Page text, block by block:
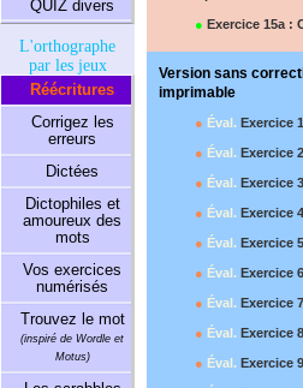
QUIZ divers
L'orthographe
par les jeux
Réécritures
Corrigez les
erreurs
Dictées
Dictophiles et
amoureux des
mots
Vos exercices
numérisés
Trouvez le mot
(inspiré de Wordle et
Motus)
● Exercice 15a :
Version sans
imprimable
● Éval. Exercice
● Éval. Exercice
● Éval. Exercice
● Éval. Exercice
● Éval. Exercice
● Éval. Exercice
● Éval. Exercice
● Éval. Exercice
● Éval. Exercice